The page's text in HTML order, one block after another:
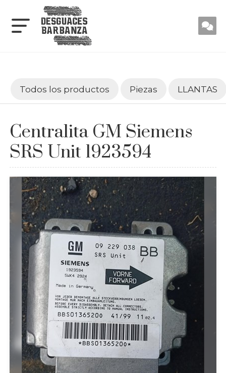
Todos los productos Piezas LLANTAS
Centralita GM Siemens
SRS Unit 1923594